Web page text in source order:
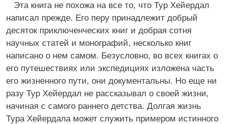
Эта книга не похожа на все то, что Тур Хейердал
написал прежде. Его перу принадлежит добрый
десяток приключенческих книг и добрая сотня
научных статей и монографий, несколько книг
написано о нем самом. Безусловно, во всех книгах о
его путешествиях или экспедициях изложена часть
его жизненного пути, они документальны. Но еще ни
разу Тур Хейердал не рассказывал о своей жизни,
начиная с самого раннего детства. Долгая жизнь
Тура Хейердала может служить примером истинного